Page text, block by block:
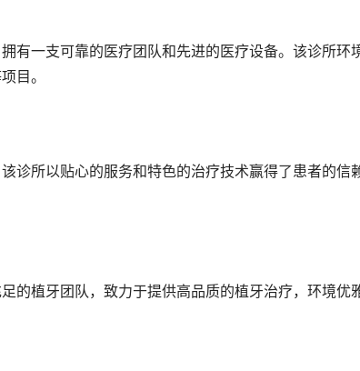
有一支可靠的医疗团队和先进的医疗设备。该诊所环
目。
诊所以贴心的服务和特色的治疗技术赢得了患者的信
的植牙团队，致力于提供高品质的植牙治疗，环境优